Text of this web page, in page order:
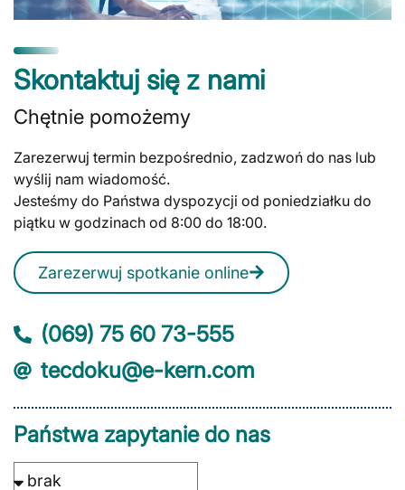
Skontaktuj się z nami
Chętnie pomożemy
Zarezerwuj termin bezpośrednio, zadzwoń do nas lub
wyślij nam wiadomość.
Jesteśmy do Państwa dyspozycji od poniedziałku do
piątku w godzinach od 8:00 do 18:00.
Zarezerwuj spotkanie online
(069) 75 60 73-555
tecdoku@e-kern.com
Państwa zapytanie do nas